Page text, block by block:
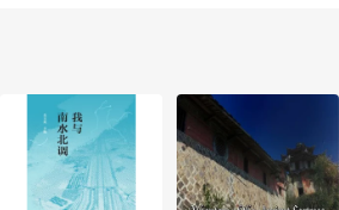
開始的異世界生活》雷姆、帕克；《我的